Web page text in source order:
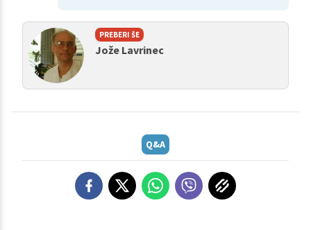
PREBERI ŠE
Jože Lavrinec
Q&A